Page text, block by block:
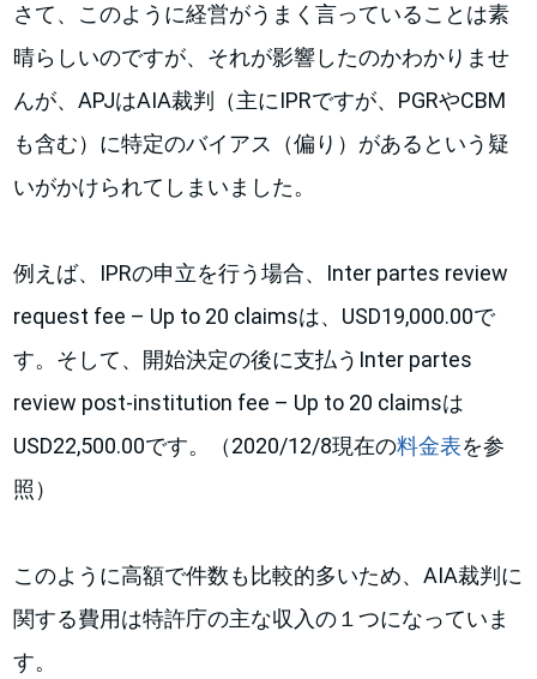
さて、このように経営がうまく言っていることは素
晴らしいのですが、それが影響したのかわかりませ
んが、APJはAIA裁判（主にIPRですが、PGRやCBM
も含む）に特定のバイアス（偏り）があるという疑
いがかけられてしまいました。
例えば、IPRの申立を行う場合、Inter partes review
request fee – Up to 20 claimsは、USD19,000.00で
す。そして、開始決定の後に支払うInter partes
review post-institution fee – Up to 20 claimsは
USD22,500.00です。（2020/12/8現在の料金表を参
照）
このように高額で件数も比較的多いため、AIA裁判に
関する費用は特許庁の主な収入の１つになっていま
す。